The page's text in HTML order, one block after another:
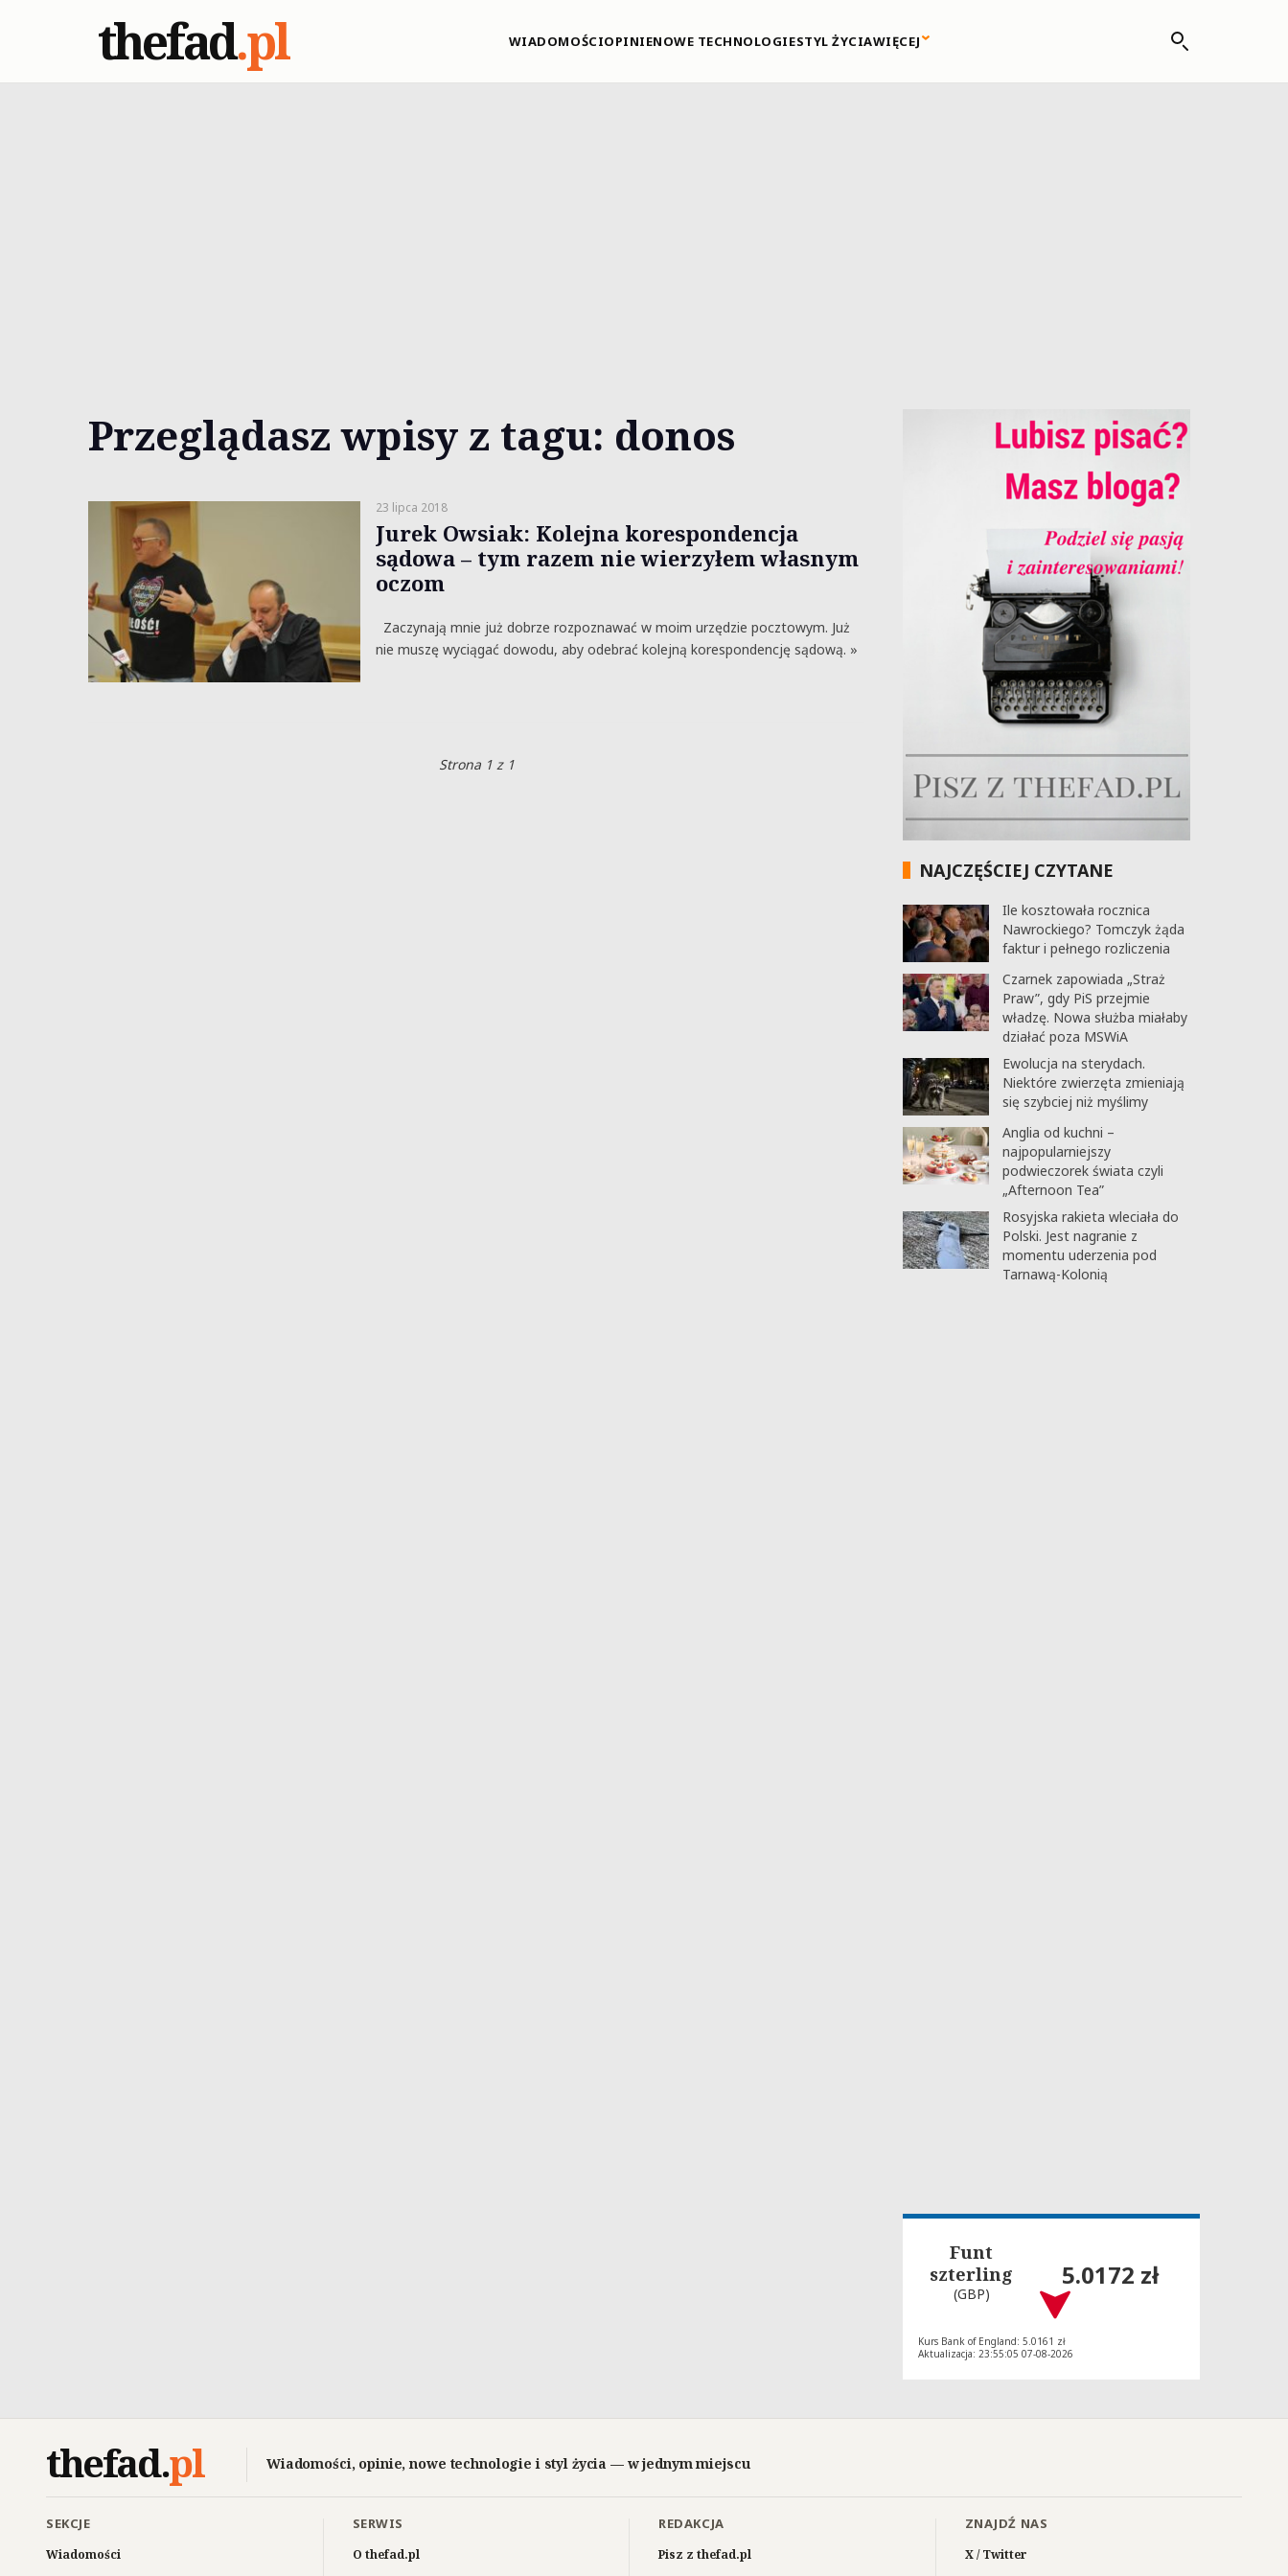
thefad.pl WIADOMOŚCIOPINIENOWE TECHNOLOGIESTYL ŻYCIAWIĘCEJ
Przeglądasz wpisy z tagu: donos
23 lipca 2018
Jurek Owsiak: Kolejna korespondencja
sądowa – tym razem nie wierzyłem własnym
oczom
Zaczynają mnie już dobrze rozpoznawać w moim urzędzie pocztowym. Już
nie muszę wyciągać dowodu, aby odebrać kolejną korespondencję sądową. »
Strona 1 z 1
NAJCZĘŚCIEJ CZYTANE
Ile kosztowała rocznica
Nawrockiego? Tomczyk żąda
faktur i pełnego rozliczenia
Czarnek zapowiada „Straż
Praw”, gdy PiS przejmie
władzę. Nowa służba miałaby
działać poza MSWiA
Ewolucja na sterydach.
Niektóre zwierzęta zmieniają
się szybciej niż myślimy
Anglia od kuchni –
najpopularniejszy
podwieczorek świata czyli
„Afternoon Tea”
Rosyjska rakieta wleciała do
Polski. Jest nagranie z
momentu uderzenia pod
Tarnawą-Kolonią
Funt
szterling
(GBP)
5.0172 zł
Kurs Bank of England: 5.0161 zł
Aktualizacja: 23:55:05 07-08-2026
thefad.pl Wiadomości, opinie, nowe technologie i styl życia — w jednym miejscu
SEKCJE
Wiadomości
SERWIS
O thefad.pl
REDAKCJA
Pisz z thefad.pl
ZNAJDŹ NAS
X / Twitter